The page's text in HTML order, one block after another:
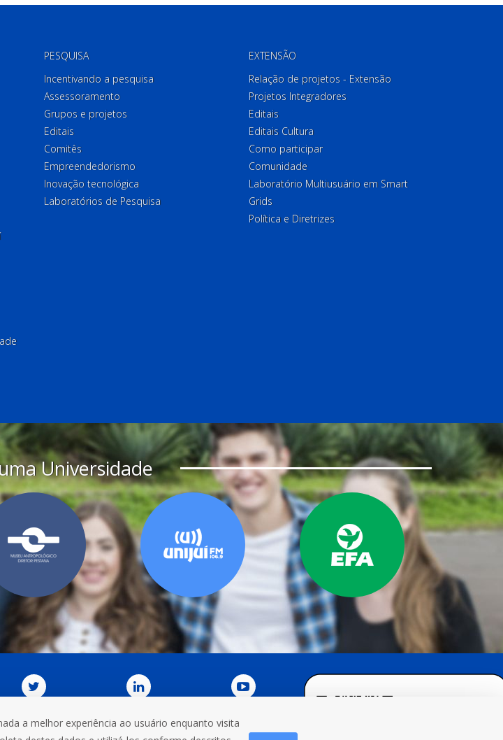
PESQUISA
Incentivando a pesquisa
Assessoramento
Grupos e projetos
Editais
Comitês
Empreendedorismo
Inovação tecnológica
Laboratórios de Pesquisa
EXTENSÃO
Relação de projetos - Extensão
Projetos Integradores
Editais
Editais Cultura
Como participar
Comunidade
Laboratório Multiusuário em Smart
Grids
Política e Diretrizes
Universidade
VIEW IN ENGLISH TRABALHE CONOSCO
a melhor experiência ao usuário enquanto visita